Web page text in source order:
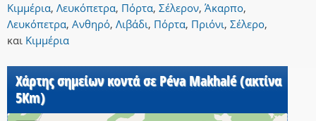
Κιμμέρια, Λευκόπετρα, Πόρτα, Σέλερον, Άκαρπο,
Λευκόπετρα, Ανθηρό, Λιβάδι, Πόρτα, Πριόνι, Σέλερο,
και Κιμμέρια
Χάρτης σημείων κοντά σε Péva Makhalé (ακτίνα
5Km)